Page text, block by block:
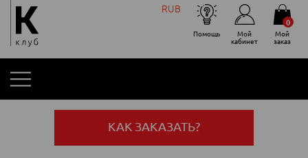
RUB
Помощь Мой
кабинет
Мой
заказ
0
КАК ЗАКАЗАТЬ?